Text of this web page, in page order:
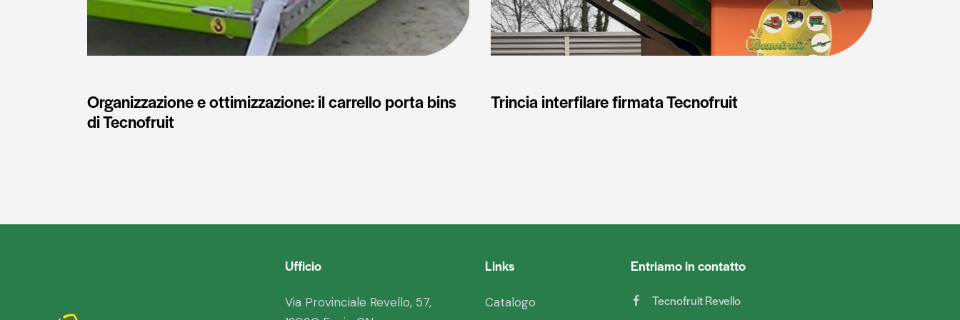
Organizzazione e ottimizzazione: il carrello porta bins
di Tecnofruit
Trincia interfilare firmata Tecnofruit
Ufficio
Via Provinciale Revello, 57,
Links
Catalogo
Entriamo in contatto
Tecnofruit Revello